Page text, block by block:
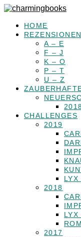
HOME
REZENSIONEN
A – E
F – J
K – O
P – T
U – Z
CHALLENGES
2019
2018
LYX
2017